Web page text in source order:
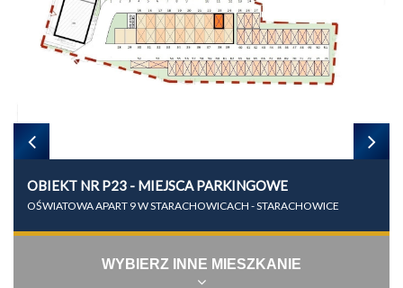
OBIEKT NR P23 - MIEJSCA PARKINGOWE
OŚWIATOWA APART 9 W STARACHOWICACH - STARACHOWICE
WYBIERZ INNE MIESZKANIE